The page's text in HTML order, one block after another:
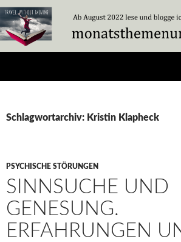
Zum
Inhalt
springen
Schlagwortarchiv: Kristin Klapheck
PSYCHISCHE STÖRUNGEN
SINNSUCHE UND
GENESUNG.
ERFAHRUNGEN